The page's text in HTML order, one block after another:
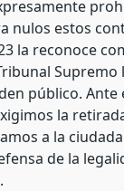
nulos estos
la reconoce
Supremo
público. Ante
la
a la
de la